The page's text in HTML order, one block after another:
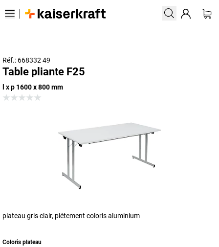
Réf.: 668332 49
Table pliante F25
l x p 1600 x 800 mm
plateau gris clair, piétement coloris aluminium
Coloris plateau